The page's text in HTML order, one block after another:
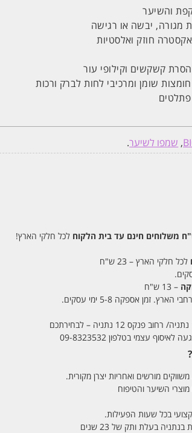
והשיער
מגורה, יבשה או רגישה
חוזק ואלסטיות
קשקשים וקילופי עור
שומן ומרכיבי לחות לברק ורכות
, שמפו לשיער.
משלוחים חינם עד בית הלקוח לכל חלקי הארץ!
לכל חלקי הארץ – 23 ש"ח
– 13 ש"ח
עצמי בטלפון 09-8323532
מורשים ואחריות יצרן מקורית.
בכל שעות הפעילות.
בעלת ותק של 23 שנים